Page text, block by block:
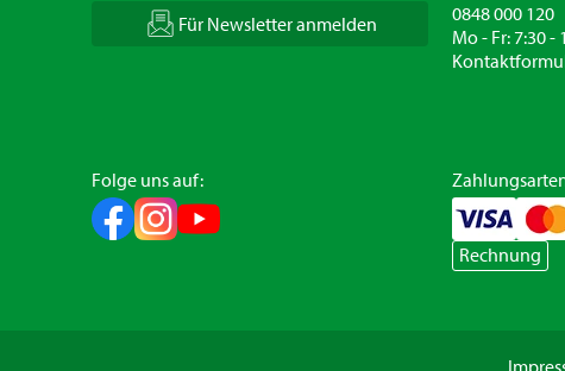
Für Newsletter anmelden
0848 000 120
Mo - Fr: 7:30 -
Folge uns auf:
Rechnung